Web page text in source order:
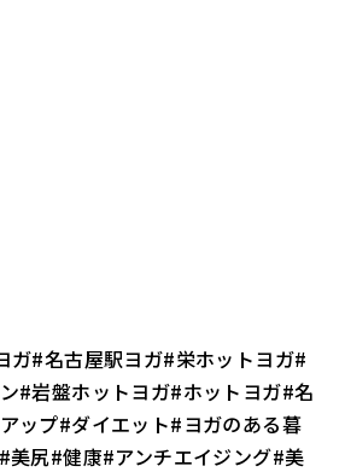
ガ#名古屋駅ヨガ#栄ホットヨガ#
#岩盤ホットヨガ#ホットヨガ#名
ップ#ダイエット#ヨガのある暮
美尻#健康#アンチエイジング#美